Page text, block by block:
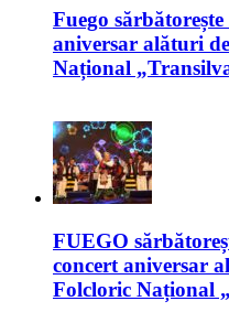
Fuego
aniversar alături
Național
FUEGO
concert aniversar
Folcloric Național